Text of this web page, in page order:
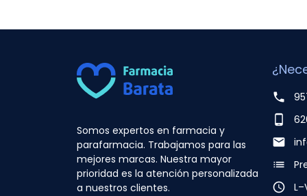
Somos expertos en farmacia y
parafarmacia. Trabajamos para las
mejores marcas. Nuestra mayor
prioridad es la atención personalizada
a nuestros clientes.
phone
phone_android
email
list
access_time